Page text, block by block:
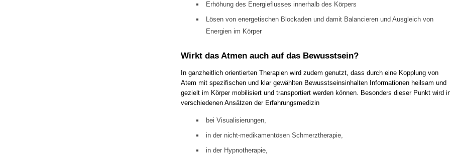
Erhöhung des Energieflusses innerhalb des Körpers
Lösen von energetischen Blockaden und damit Balancieren und Ausgleich von
Energien im Körper
Wirkt das Atmen auch auf das Bewusstsein?
In ganzheitlich orientierten Therapien wird zudem genutzt, dass durch eine Kopplung von
Atem mit spezifischen und klar gewählten Bewusstseinsinhalten Informationen heilsam und
gezielt im Körper mobilisiert und transportiert werden können. Besonders dieser Punkt wird
verschiedenen Ansätzen der Erfahrungsmedizin
bei Visualisierungen,
in der nicht-medikamentösen Schmerztherapie,
in der Hypnotherapie,